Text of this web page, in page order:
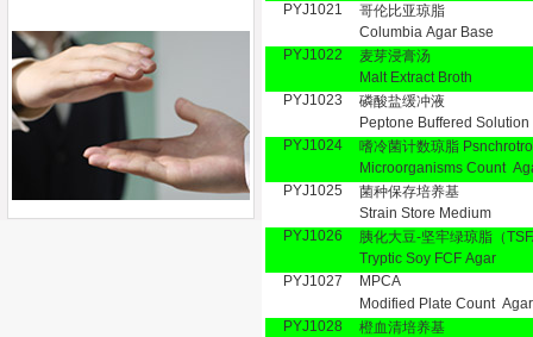
PYJ1021
哥伦比亚琼脂
Columbia Agar Base
PYJ1022
麦芽浸膏汤
Malt Extract Broth
PYJ1023
磷酸盐缓冲液
Peptone Buffered Solution
PYJ1024
嗜冷菌计数琼脂
Microorganisms Count
PYJ1025
菌种保存培养基
Strain Store Medium
PYJ1026
胰化大豆-坚牢绿琼脂（
Tryptic Soy FCF Agar
PYJ1027
MPCA
Modified Plate Count Agar
PYJ1028
橙血清培养